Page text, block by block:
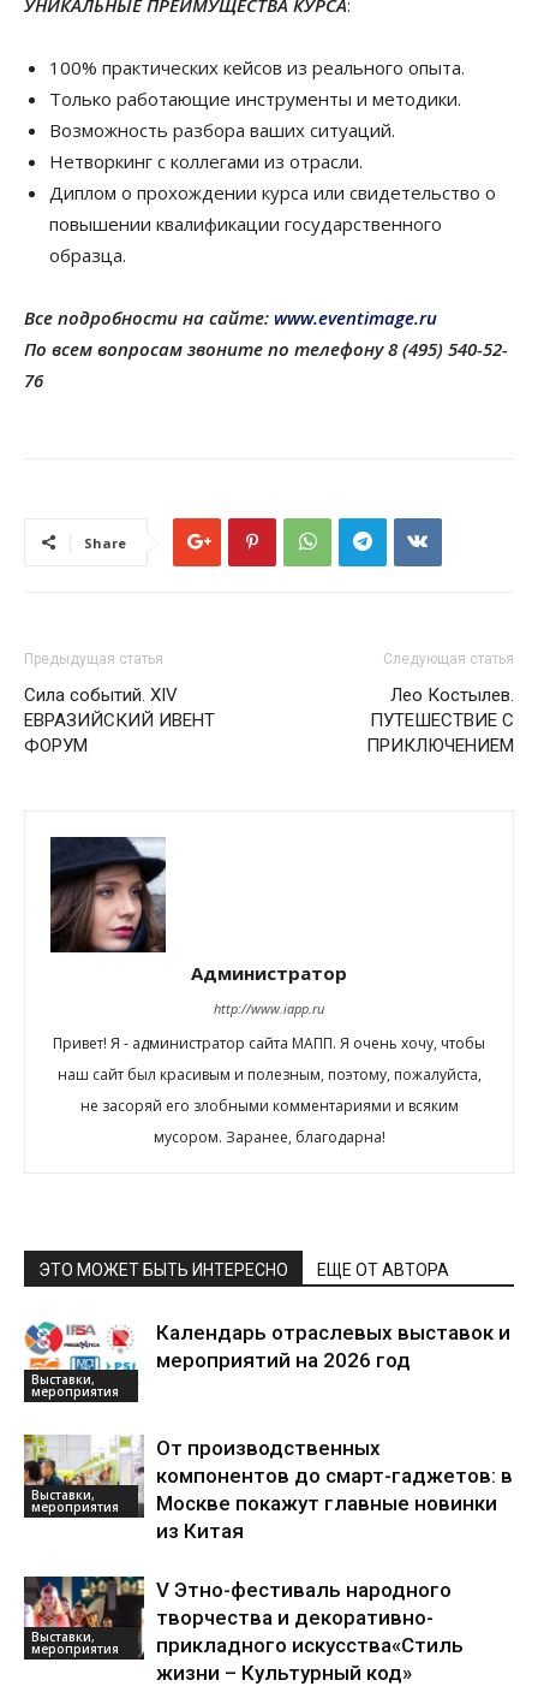
100% практических кейсов из реального опыта.
Только работающие инструменты и методики.
Возможность разбора ваших ситуаций.
Нетворкинг с коллегами из отрасли.
Диплом о прохождении курса или свидетельство о
повышении квалификации государственного
образца.
Все подробности на сайте: www.eventimage.ru
По всем вопросам звоните по телефону 8 (495) 540-52-
76
Share
Предыдущая статья
Сила событий. XIV
ЕВРАЗИЙСКИЙ ИВЕНТ
ФОРУМ
Следующая статья
Лео Костылев.
ПУТЕШЕСТВИЕ С
ПРИКЛЮЧЕНИЕМ
Администратор
http://www.iapp.ru
Привет! Я - администратор сайта МАПП. Я очень хочу, чтобы
наш сайт был красивым и полезным, поэтому, пожалуйста,
не засоряй его злобными комментариями и всяким
мусором. Заранее, благодарна!
ЭТО МОЖЕТ БЫТЬ ИНТЕРЕСНО ЕЩЕ ОТ АВТОРА
Выставки,
мероприятия
Календарь отраслевых выставок и
мероприятий на 2026 год
Выставки,
мероприятия
От производственных
компонентов до смарт-гаджетов: в
Москве покажут главные новинки
из Китая
Выставки,
мероприятия
V Этно-фестиваль народного
творчества и декоративно-
прикладного искусства«Стиль
жизни – Культурный код»